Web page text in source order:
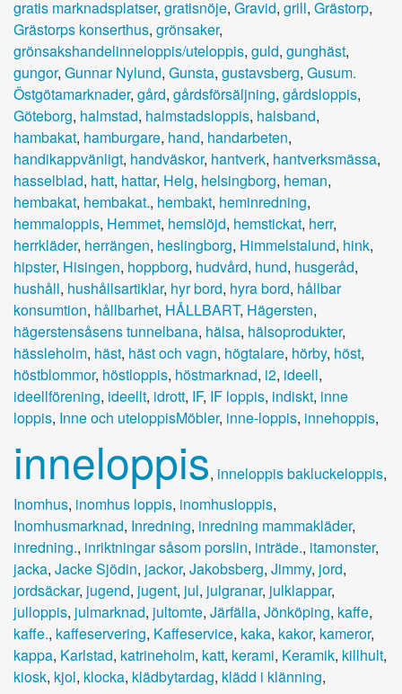
gratis marknadsplatser, gratisnöje, Gravid, grill, Grästorp,
Grästorps konserthus, grönsaker,
grönsakshandelinneloppis/uteloppis, guld, gunghäst,
gungor, Gunnar Nylund, Gunsta, gustavsberg, Gusum.
Östgötamarknader, gård, gårdsförsäljning, gårdsloppis,
Göteborg, halmstad, halmstadsloppis, halsband,
hambakat, hamburgare, hand, handarbeten,
handikappvänligt, handväskor, hantverk, hantverksmässa,
hasselblad, hatt, hattar, Helg, helsingborg, heman,
hembakat, hembakat., hembakt, heminredning,
hemmaloppis, Hemmet, hemslöjd, hemstickat, herr,
herrkläder, herrängen, heslingborg, Himmelstalund, hink,
hipster, Hisingen, hoppborg, hudvård, hund, husgeråd,
hushåll, hushållsartiklar, hyr bord, hyra bord, hållbar
konsumtion, hållbarhet, HÅLLBART, Hägersten,
hägerstensåsens tunnelbana, hälsa, hälsoprodukter,
hässleholm, häst, häst och vagn, högtalare, hörby, höst,
höstblommor, höstloppis, höstmarknad, i2, ideell,
ideellförening, ideellt, idrott, IF, IF loppis, indiskt, inne
loppis, Inne och uteloppisMöbler, inne-loppis, innehoppis,
inneloppis, inneloppis bakluckeloppis,
Inomhus, inomhus loppis, inomhusloppis,
Inomhusmarknad, Inredning, inredning mammakläder,
inredning., inriktningar såsom porslin, inträde., itamonster,
jacka, Jacke Sjödin, jackor, Jakobsberg, Jimmy, jord,
jordsäckar, jugend, jugent, jul, julgranar, julklappar,
julloppis, julmarknad, jultomte, Järfälla, Jönköping, kaffe,
kaffe., kaffeservering, Kaffeservice, kaka, kakor, kameror,
kappa, Karlstad, katrineholm, katt, kerami, Keramik, killhult,
kiosk, kjol, klocka, klädbytardag, klädd i klänning,